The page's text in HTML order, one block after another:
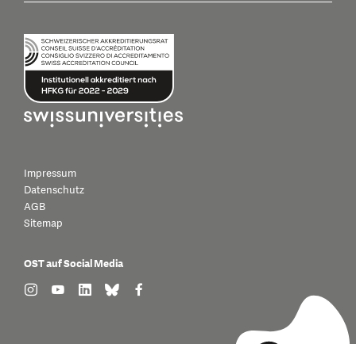
Impressum
Datenschutz
AGB
Sitemap
OST auf Social Media
find us on: instagram
find us on: youtube
find us on: linkedin
find us on: bluesky
find us on: facebook